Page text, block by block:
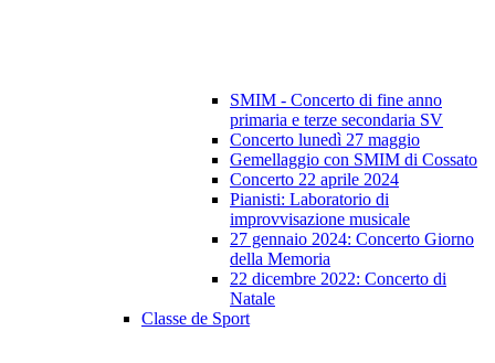
SMIM - Concerto di fine anno
primaria e terze secondaria SV
Concerto lunedì 27 maggio
Gemellaggio con SMIM di Cossato
Concerto 22 aprile 2024
Pianisti: Laboratorio di
improvvisazione musicale
27 gennaio 2024: Concerto Giorno
della Memoria
22 dicembre 2022: Concerto di
Natale
Classe de Sport